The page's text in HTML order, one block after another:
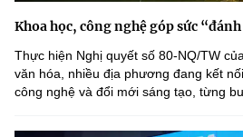
Khoa học, công nghệ góp sức
Thực hiện Nghị quyết số 80-NQ/TW
văn hóa, nhiều địa phương đang kết
công nghệ và đổi mới sáng tạo, từng